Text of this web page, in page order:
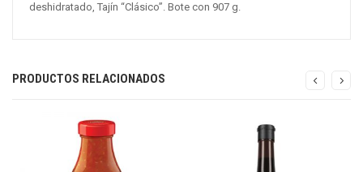
deshidratado, Tajín “Clásico”. Bote con 907 g.
PRODUCTOS RELACIONADOS